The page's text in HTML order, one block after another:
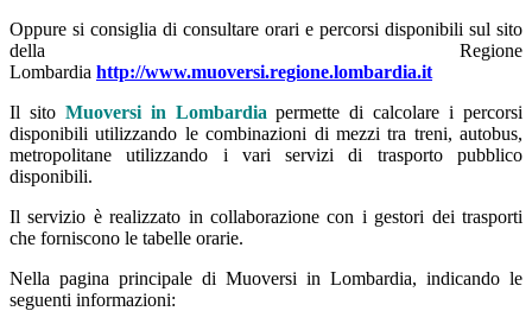
Oppure si consiglia di consultare orari e percorsi disponibili sul sito
della Regione
Lombardia http://www.muoversi.regione.lombardia.it
Il sito Muoversi in Lombardia permette di calcolare i percorsi
disponibili utilizzando le combinazioni di mezzi tra treni, autobus,
metropolitane utilizzando i vari servizi di trasporto pubblico
disponibili.
Il servizio è realizzato in collaborazione con i gestori dei trasporti
che forniscono le tabelle orarie.
Nella pagina principale di Muoversi in Lombardia, indicando le
seguenti informazioni: